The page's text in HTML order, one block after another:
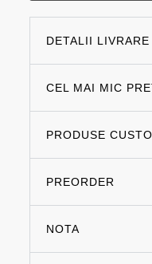
DETALII LIVRARE
CEL MAI MIC
PRODUSE
PREORDER
NOTA